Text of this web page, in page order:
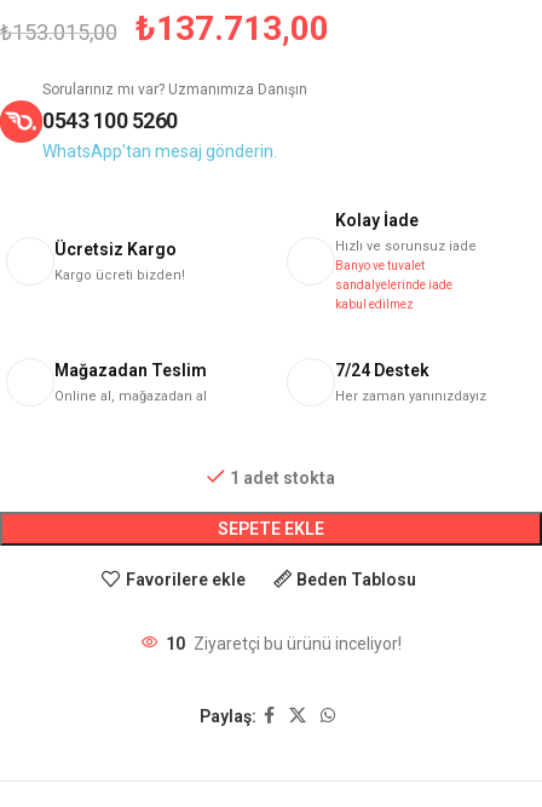
₺153.015,00 ₺137.713,00
Sorularınız mı var? Uzmanımıza Danışın
0543 100 5260
WhatsApp'tan mesaj gönderin.
Ücretsiz Kargo
Kargo ücreti bizden!
Kolay İade
Hızlı ve sorunsuz iade
Banyo ve tuvalet
sandalyelerinde iade
kabul edilmez
Mağazadan Teslim
Online al, mağazadan al
7/24 Destek
Her zaman yanınızdayız
1 adet stokta
SEPETE EKLE
Favorilere ekle Beden Tablosu
10 Ziyaretçi bu ürünü inceliyor!
Paylaş: